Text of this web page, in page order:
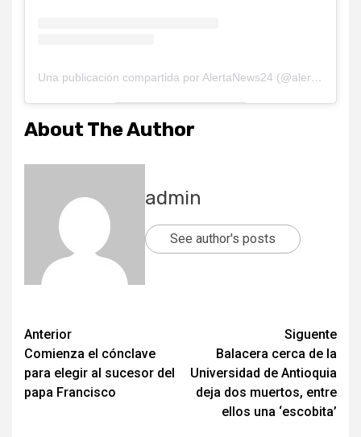
Una publicación compartida por AlertaNews24 (@alertanews24oficial)
About The Author
admin
See author's posts
Post
navigation
Anterior
Comienza el cónclave
para elegir al sucesor del
papa Francisco
Siguente
Balacera cerca de la
Universidad de Antioquia
deja dos muertos, entre
ellos una ‘escobita’